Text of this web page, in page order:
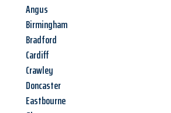
Angus
Birmingham
Bradford
Cardiff
Crawley
Doncaster
Eastbourne